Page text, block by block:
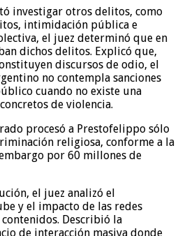
investigar otros delitos, como
intimidación pública e
el juez determinó que en
dichos delitos. Explicó que,
discursos de odio, el
no contempla sanciones
cuando no existe una
de violencia.
procesó a Prestofelippo sólo
religiosa, conforme a la
por 60 millones de
el juez analizó el
y el impacto de las redes
Describió la
de interacción masiva donde